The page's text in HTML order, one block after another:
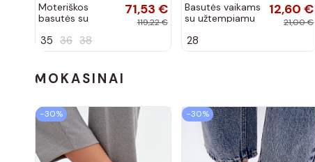
Moteriškos
basutės su
kulniukais Laura
71,53 €
119,22 €
35 36 38
Basutės vaikams
su užtempiamu
spalvos
12,60 €
21,00 €
28
MOKASINAI
−30% −30%